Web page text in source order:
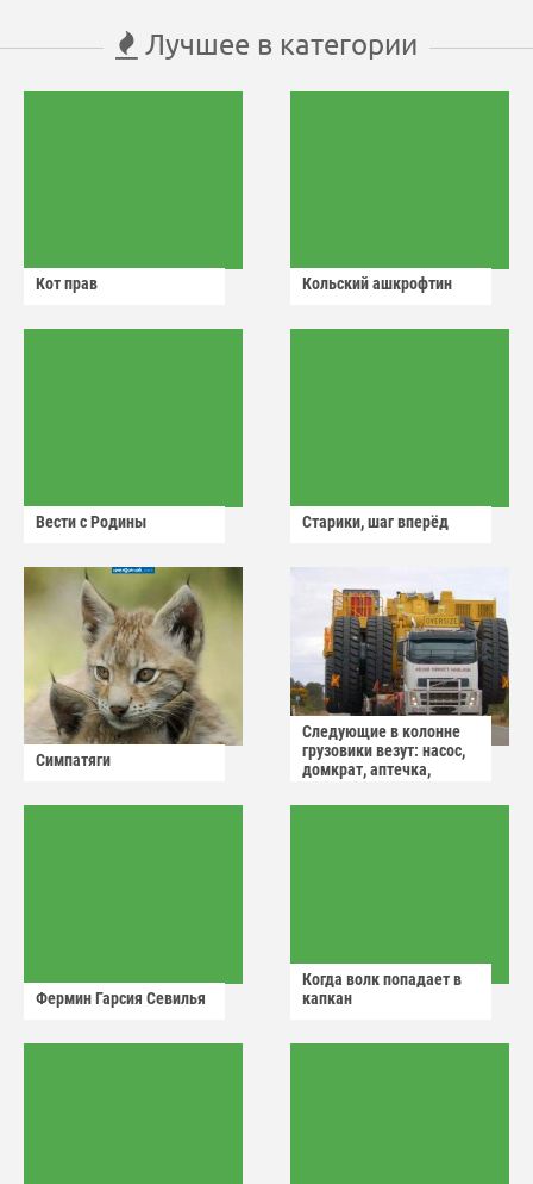
Лучшее в категории
Кот прав Кольский ашкрофтин
Вести с Родины Старики, шаг вперёд
Симпатяги
Следующие в колонне
грузовики везут: насос,
домкрат, аптечка,
Фермин Гарсия Севилья
Когда волк попадает в
капкан